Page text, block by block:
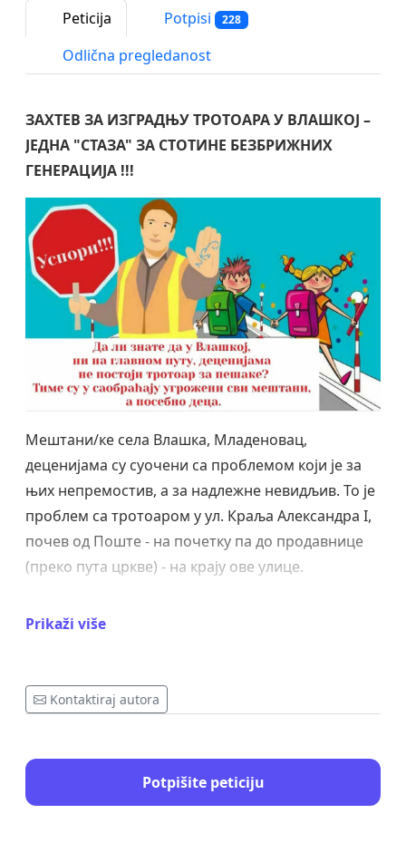
Peticija Potpisi 228
Odlična pregledanost
ЗАХТЕВ ЗА ИЗГРАДЊУ ТРОТОАРА У ВЛАШКОЈ –
ЈЕДНА "СТАЗА" ЗА СТОТИНЕ БЕЗБРИЖНИХ
ГЕНЕРАЦИЈА !!!
Мештани/ке села Влашка, Младеновац,
деценијама су суочени са проблемом који је за
њих непремостив, а за надлежне невидљив. То је
проблем са тротоаром у ул. Краља Александра I,
почев од Поште - на почетку па до продавнице
(преко пута цркве) - на крају ове улице.
икада изнето на дневни ред надлежних, али
Поменута улица је
користе тај пут при свакодневном одласку у
школу или до игралишта, у склопу школе (за
Prikaži više
Kontaktiraj autora
Potpišite peticiju